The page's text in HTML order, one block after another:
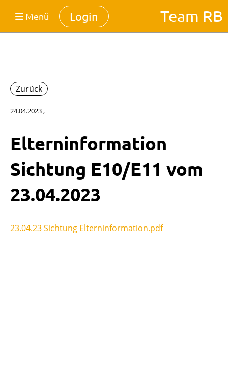
Team RB
Login
Menü
Zurück
24.04.2023,
Elterninformation
Sichtung E10/E11 vom
23.04.2023
23.04.23 Sichtung Elterninformation.pdf